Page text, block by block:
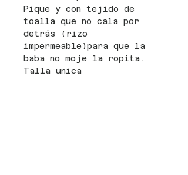
Pique y con tejido de
toalla que no cala por
detrás (rizo
impermeable)para que la
baba no moje la ropita.
Talla unica